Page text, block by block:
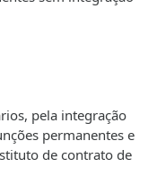
pela integração
permanentes e
de contrato de